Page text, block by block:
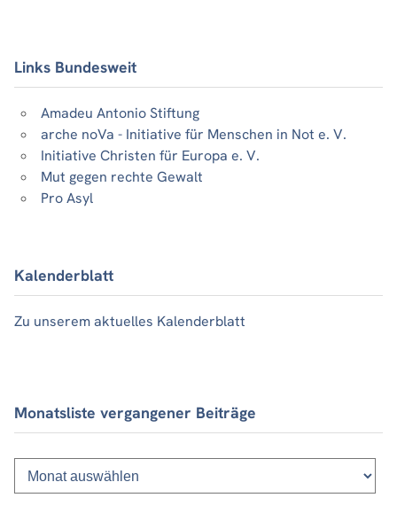
Links Bundesweit
Amadeu Antonio Stiftung
arche noVa - Initiative für Menschen in Not e. V.
Initiative Christen für Europa e. V.
Mut gegen rechte Gewalt
Pro Asyl
Kalenderblatt
Zu unserem aktuelles Kalenderblatt
Monatsliste vergangener Beiträge
Monatsliste
vergangener
Beiträge